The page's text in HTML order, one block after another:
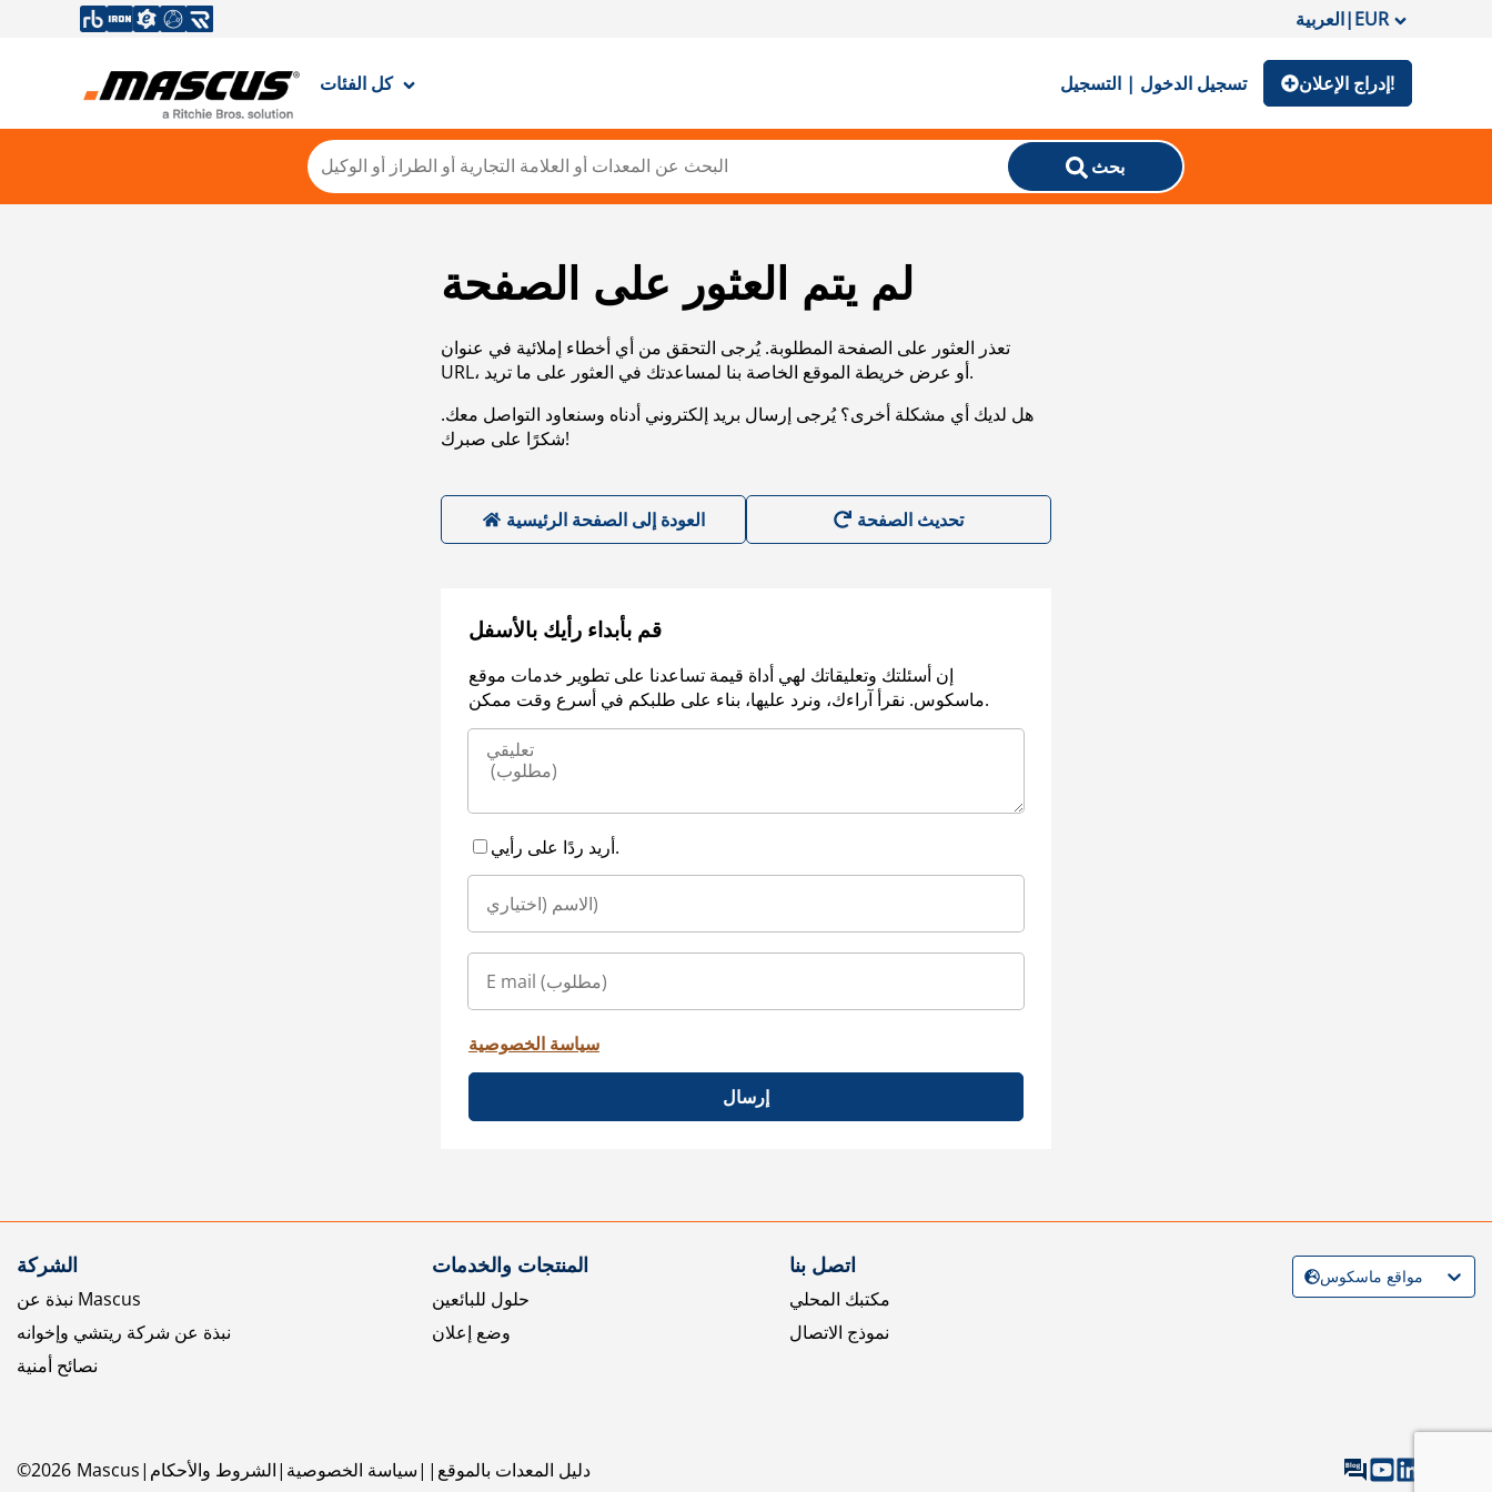
العربية|EUR
كل الفئات تسجيل الدخول | التسجيل إدراج الإعلان!
بحث
لم يتم العثور على الصفحة
تعذر العثور على الصفحة المطلوبة. يُرجى التحقق من أي أخطاء إملائية في عنوان
URL، أو عرض خريطة الموقع الخاصة بنا لمساعدتك في العثور على ما تريد.
هل لديك أي مشكلة أخرى؟ يُرجى إرسال بريد إلكتروني أدناه وسنعاود التواصل معك.
شكرًا على صبرك!
العودة إلى الصفحة الرئيسية
قم بأبداء رأيك بالأسفل
إن أسئلتك وتعليقاتك لهي أداة قيمة تساعدنا على تطوير خدمات موقع
ماسكوس. نقرأ آراءك، ونرد عليها، بناء على طلبكم في أسرع وقت ممكن.
أريد ردًا على رأيي.
سياسة الخصوصية
إرسال
الشركة
نبذة عن Mascus
نبذة عن شركة ريتشي وإخوانه
نصائح أمنية
المنتجات والخدمات
حلول للبائعين
وضع إعلان
اتصل بنا
مكتبك المحلي
نموذج الاتصال
©2026 Mascus الشروط والأحكام سياسة الخصوصية دليل المعدات بالموقع
مواقع ماسكوس